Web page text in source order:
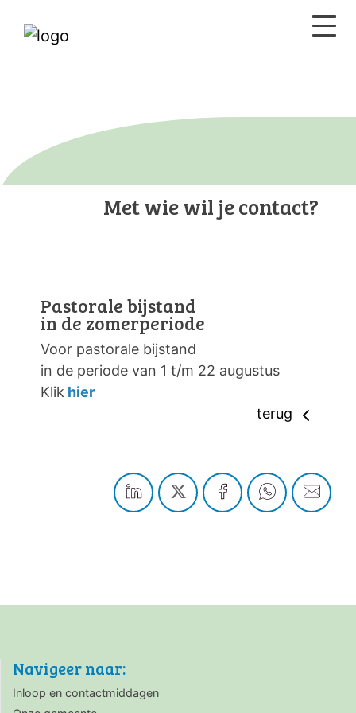
Met wie wil je contact?
Pastorale bijstand
in de zomerperiode
Voor pastorale bijstand
in de periode van 1 t/m 22 augustus
Klik hier
terug
Navigeer naar:
Inloop en contactmiddagen